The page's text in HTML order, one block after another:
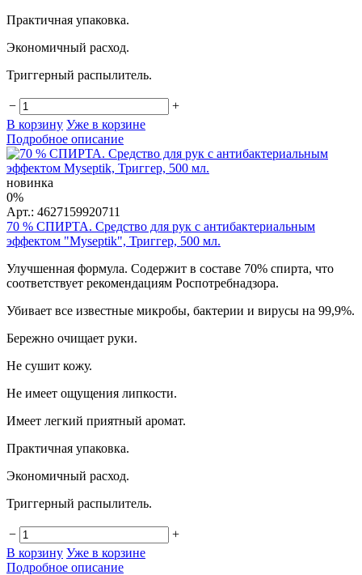
Практичная упаковка.
Экономичный расход.
Триггерный распылитель.
−
+
В корзину Уже в корзине
Подробное описание
новинка
0%
Арт.: 4627159920711
70 % СПИРТА. Средство для рук с антибактериальным
эффектом "Myseptik", Триггер, 500 мл.
Улучшенная формула. Содержит в составе 70% спирта, что
соответствует рекомендациям Роспотребнадзора.
Убивает все известные микробы, бактерии и вирусы на 99,9%.
Бережно очищает руки.
Не сушит кожу.
Не имеет ощущения липкости.
Имеет легкий приятный аромат.
Практичная упаковка.
Экономичный расход.
Триггерный распылитель.
−
+
В корзину Уже в корзине
Подробное описание